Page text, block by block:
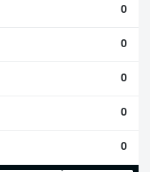
0
0
0
0
0